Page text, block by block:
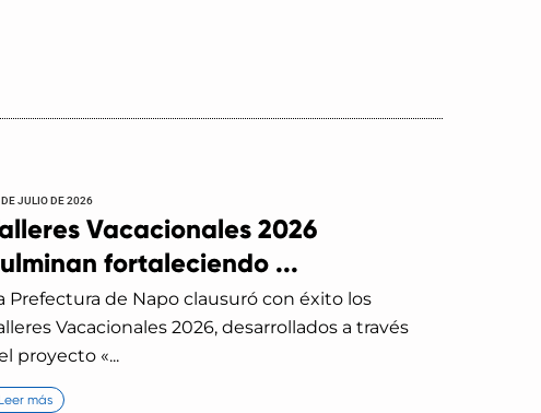
JULIO DE 2026
Vacacionales 2026
fortaleciendo ...
Prefectura de Napo clausuró con éxito los
Vacacionales 2026, desarrollados a través
proyecto «...
Leer más